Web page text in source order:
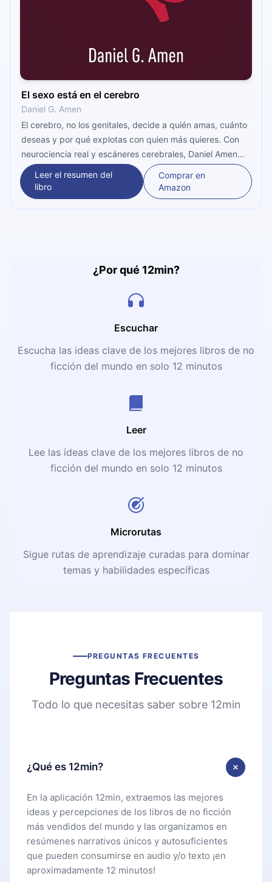
El sexo está en el cerebro
Daniel G. Amen
El cerebro, no los genitales, decide a quién amas, cuánto
deseas y por qué explotas con quien más quieres. Con
neurociencia real y escáneres cerebrales, Daniel Amen
revela cómo cinco regiones del cerebro gobiernan tu vida
amorosa y qué puedes hacer hoy para que tu biología
trabaje a favor del romance.
Leer el resumen del
libro
Comprar en
Amazon
¿Por qué 12min?
Escuchar
Escucha las ideas clave de los mejores libros de no
ficción del mundo en solo 12 minutos
Leer
Lee las ideas clave de los mejores libros de no
ficción del mundo en solo 12 minutos
Microrutas
Sigue rutas de aprendizaje curadas para dominar
temas y habilidades específicas
PREGUNTAS FRECUENTES
Preguntas Frecuentes
Todo lo que necesitas saber sobre 12min
¿Qué es 12min?
En la aplicación 12min, extraemos las mejores
ideas y percepciones de los libros de no ficción
más vendidos del mundo y las organizamos en
resúmenes narrativos únicos y autosuficientes
que pueden consumirse en audio y/o texto ¡en
aproximadamente 12 minutos!